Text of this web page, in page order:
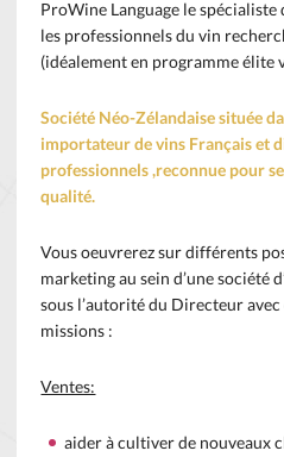
ProWine Language le
les professionnels du vin
(idéalement en programme élite
Société Néo-Zélandaise située
importateur de vins Français et
professionnels ,reconnue pour
qualité.
Vous oeuvrerez sur différents
marketing au sein d’une
sous l’autorité du Directeur
missions :
Ventes:
aider à cultiver de nouveaux